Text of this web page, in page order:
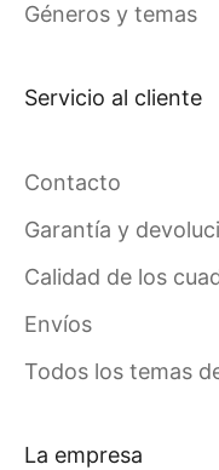
Géneros y temas
Servicio al cliente
Contacto
Garantía y
Calidad de los
Envíos
Todos los temas
La empresa